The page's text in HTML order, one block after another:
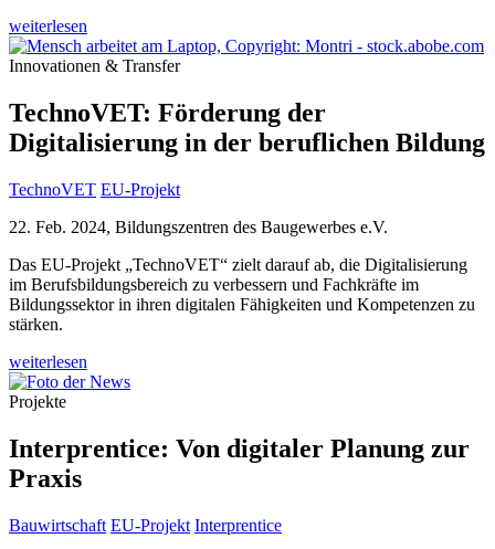
weiterlesen
Innovationen & Transfer
TechnoVET: Förderung der
Digitalisierung in der beruflichen Bildung
TechnoVET EU-Projekt
22. Feb. 2024, Bildungszentren des Baugewerbes e.V.
Das EU-Projekt „TechnoVET“ zielt darauf ab, die Digitalisierung
im Berufsbildungsbereich zu verbessern und Fachkräfte im
Bildungssektor in ihren digitalen Fähigkeiten und Kompetenzen zu
stärken.
weiterlesen
Projekte
Interprentice: Von digitaler Planung zur
Praxis
Bauwirtschaft EU-Projekt Interprentice